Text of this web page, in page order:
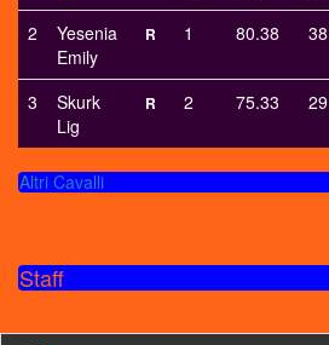
2
Yesenia
Emily
R 1 80.38 38
3
Skurk
Lig
R 2 75.33 29
Altri Cavalli
Staff